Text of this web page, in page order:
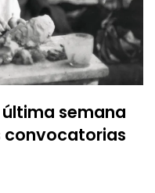
semana
convocatorias